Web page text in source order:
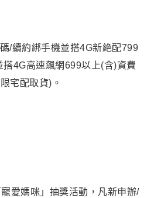
/續約綁手機並搭4G新絶配799
4G高速飆網699以上(含)資費
宅配取貨) 。
愛媽咪」抽獎活動，凡新申辦/